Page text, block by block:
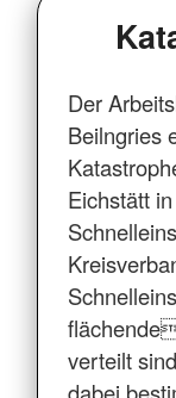
Der
Beilngries
Eichstätt
verteilt